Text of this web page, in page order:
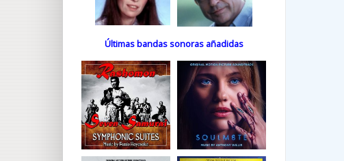
Últimas bandas sonoras añadidas